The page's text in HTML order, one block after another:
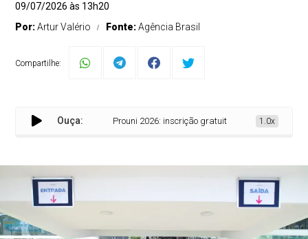
09/07/2026 às 13h20
Por:Artur Valério Fonte:Agência Brasil
Compartilhe:
Ouça: Prouni 2026: inscrição gratuita para o 2º semestre
1.0x